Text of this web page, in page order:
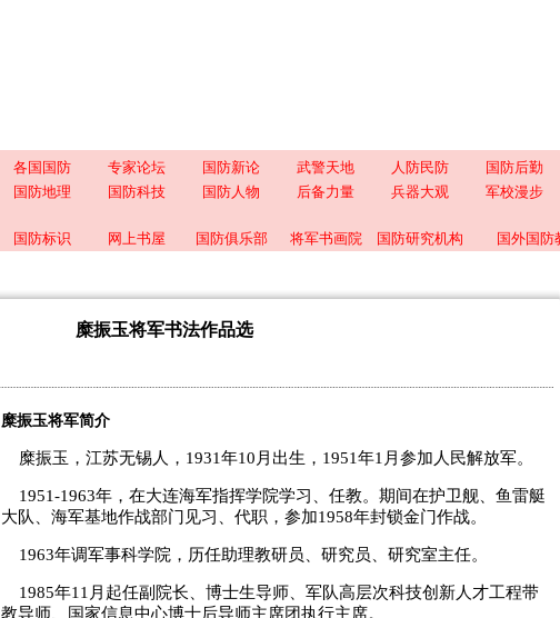
各国国防 专家论坛 国防新论 武警天地 人防民防 国防后勤
国防地理 国防科技 国防人物 后备力量 兵器大观 军校漫步
国防标识 网上书屋 国防俱乐部 将军书画院 国防研究机构 国外国防
糜振玉将军书法作品选
糜振玉将军简介
糜振玉，江苏无锡人，1931年10月出生，1951年1月参加人民解放军。
1951-1963年，在大连海军指挥学院学习、任教。期间在护卫舰、鱼雷艇
大队、海军基地作战部门见习、代职，参加1958年封锁金门作战。
1963年调军事科学院，历任助理教研员、研究员、研究室主任。
1985年11月起任副院长、博士生导师、军队高层次科技创新人才工程带
教导师、国家信息中心博士后导师主席团执行主席。